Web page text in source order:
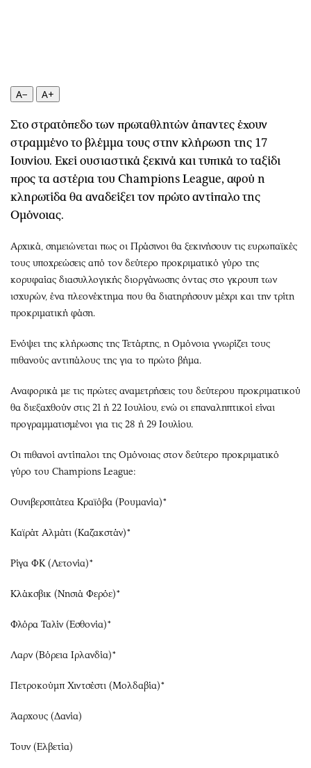
Πολιτισμός
Σινεμά
Θέατρο-Χορός
Μουσική
Εικαστικά
Βιβλίο
Χειρόγραφα
Podcasts
Uncut
Προσφορές
Προσωπικότητες στην ''Κ''
Επιστολές
A− A+
Στο στρατόπεδο των πρωταθλητών άπαντες έχουν
στραμμένο το βλέμμα τους στην κλήρωση της 17
Ιουνίου. Εκεί ουσιαστικά ξεκινά και τυπικά το ταξίδι
προς τα αστέρια του Champions League, αφού η
κληρωτίδα θα αναδείξει τον πρώτο αντίπαλο της
Ομόνοιας.
Αρχικά, σημειώνεται πως οι Πράσινοι θα ξεκινήσουν τις ευρωπαϊκές
τους υποχρεώσεις από τον δεύτερο προκριματικό γύρο της
κορυφαίας διασυλλογικής διοργάνωσης όντας στο γκρουπ των
ισχυρών, ένα πλεονέκτημα που θα διατηρήσουν μέχρι και την τρίτη
προκριματική φάση.
Ενόψει της κλήρωσης της Τετάρτης, η Ομόνοια γνωρίζει τους
πιθανούς αντιπάλους της για το πρώτο βήμα.
Αναφορικά με τις πρώτες αναμετρήσεις του δεύτερου προκριματικού
θα διεξαχθούν στις 21 ή 22 Ιουλίου, ενώ οι επαναληπτικοί είναι
προγραμματισμένοι για τις 28 ή 29 Ιουλίου.
Οι πιθανοί αντίπαλοι της Ομόνοιας στον δεύτερο προκριματικό
γύρο του Champions League:
Ουνιβερσιτάτεα Κραϊόβα (Ρουμανία)*
Καϊράτ Αλμάτι (Καζακστάν)*
Ρίγα ΦΚ (Λετονία)*
Κλάκσβικ (Νησιά Φερόε)*
Φλόρα Ταλίν (Εσθονία)*
Λαρν (Βόρεια Ιρλανδία)*
Πετροκούμπ Χιντσέστι (Μολδαβία)*
Άαρχους (Δανία)
Τουν (Ελβετία)